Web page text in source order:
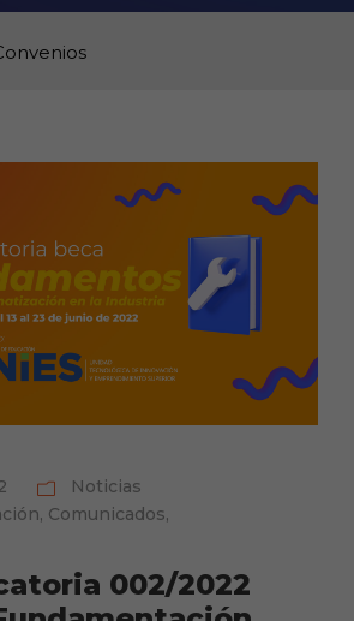
Noticias
, Comunicados,
002/2022